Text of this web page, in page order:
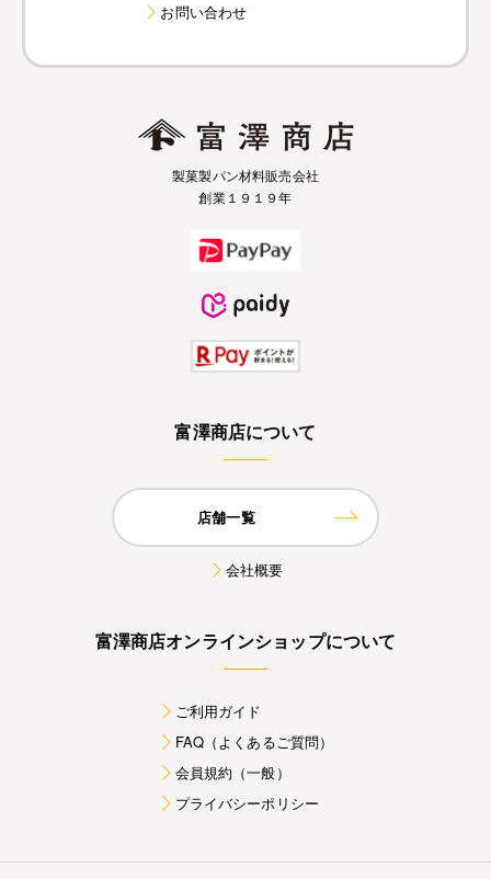
お問い合わせ
製菓製パン材料販売会社
創業１９１９年
富澤商店について
店舗一覧
会社概要
富澤商店オンラインショップについて
ご利用ガイド
FAQ（よくあるご質問）
会員規約（一般）
プライバシーポリシー